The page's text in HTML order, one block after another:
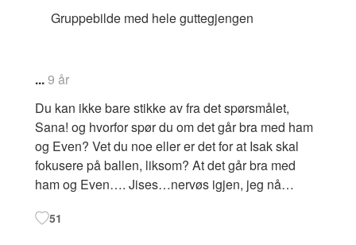
Gruppebilde med hele guttegjengen
...9 år
Du kan ikke bare stikke av fra det spørsmålet,
Sana! og hvorfor spør du om det går bra med ham
og Even? Vet du noe eller er det for at Isak skal
fokusere på ballen, liksom? At det går bra med
ham og Even…. Jises…nervøs igjen, jeg nå…
51